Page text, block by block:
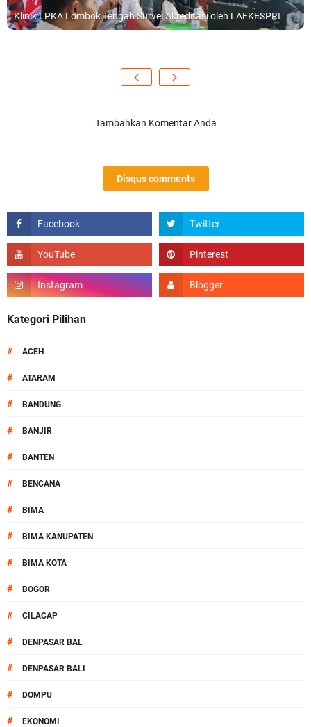
Klinik LPKA Lombok Tengah Survei Akreditasi oleh LAFKESPRI
Tambahkan Komentar Anda
Disqus comments
Kategori Pilihan
# ACEH
# ATARAM
# BANDUNG
# BANJIR
# BANTEN
# BENCANA
# BIMA
# BIMA KANUPATEN
# BIMA KOTA
# BOGOR
# CILACAP
# DENPASAR BAL
# DENPASAR BALI
# DOMPU
# EKONOMI